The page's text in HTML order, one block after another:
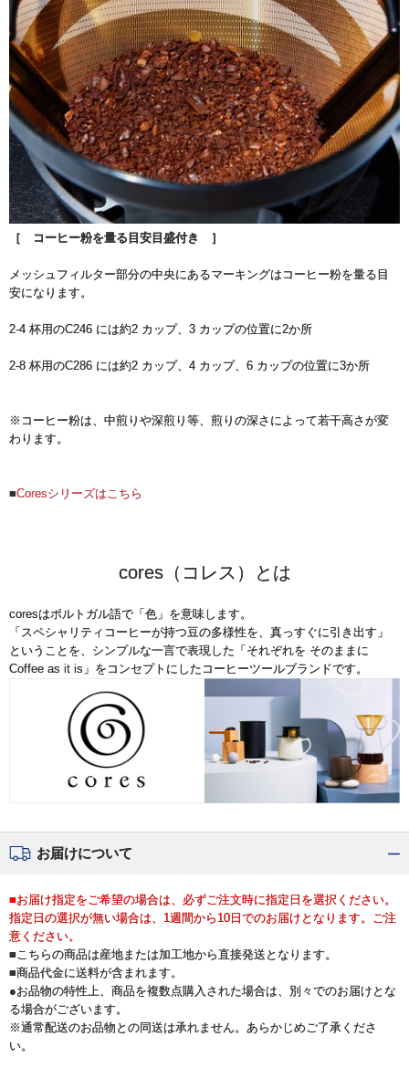
［ コーヒー粉を量る目安目盛付き ］
メッシュフィルター部分の中央にあるマーキングはコーヒー粉を量る目
安になります。
2-4 杯用のC246 には約2 カップ、3 カップの位置に2か所
2-8 杯用のC286 には約2 カップ、4 カップ、6 カップの位置に3か所
※コーヒー粉は、中煎りや深煎り等、煎りの深さによって若干高さが変
わります。
■Coresシリーズはこちら
cores（コレス）とは
coresはポルトガル語で「色」を意味します。
「スペシャリティコーヒーが持つ豆の多様性を、真っすぐに引き出す」
ということを、シンプルな一言で表現した「それぞれを そのままに
Coffee as it is」をコンセプトにしたコーヒーツールブランドです。
お届けについて
■お届け指定をご希望の場合は、必ずご注文時に指定日を選択ください。
指定日の選択が無い場合は、1週間から10日でのお届けとなります。ご注
意ください。
■こちらの商品は産地または加工地から直接発送となります。
■商品代金に送料が含まれます。
●お品物の特性上、商品を複数点購入された場合は、別々でのお届けとな
る場合がございます。
※通常配送のお品物との同送は承れません。あらかじめご了承くださ
い。